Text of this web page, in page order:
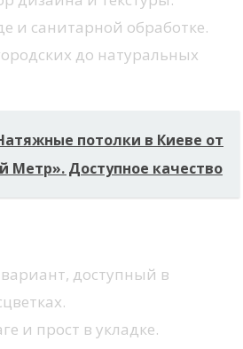
и санитарной обработке.
до натуральных
потолки в Киеве от
Метр». Доступное качество
доступный в
и прост в укладке.